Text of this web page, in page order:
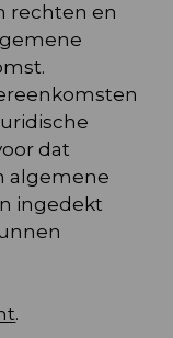
rechten en
dat
algemene
ingedekt
.